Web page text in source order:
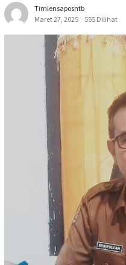
Timlensaposntb
Maret 27, 2025
555 Dilihat